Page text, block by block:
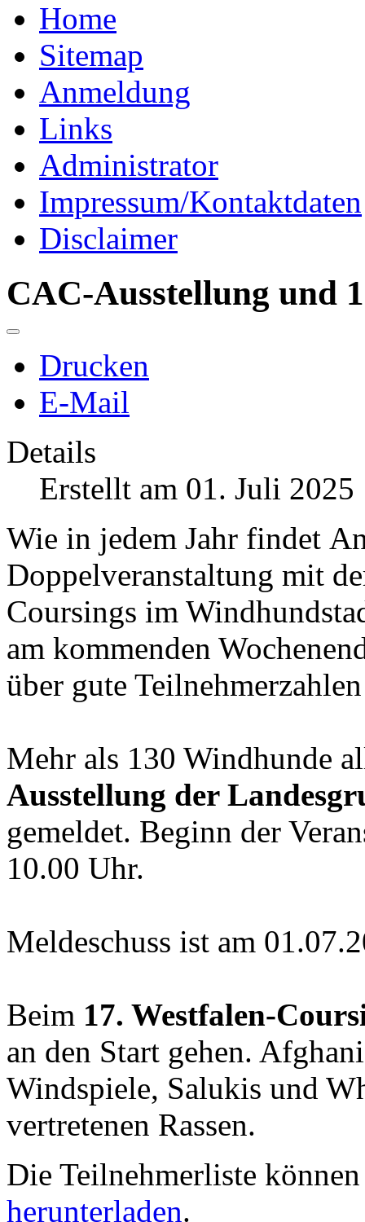
Home
Sitemap
Anmeldung
Links
Administrator
Impressum/Kontaktdaten
Disclaimer
CAC-Ausstellung und
Drucken
E-Mail
Details
Erstellt am 01. Juli 2025
Wie in jedem Jahr findet
Doppelveranstaltung mit
Coursings im
am kommenden
über gute
Mehr als 130 Windhunde
Ausstellung der
gemeldet. Beginn der
10.00 Uhr.
Meldeschuss ist am
Beim 17. Westfalen-
an den Start gehen.
Windspiele, Salukis und
vertretenen Rassen.
Die Teilnehmerliste
herunterladen.